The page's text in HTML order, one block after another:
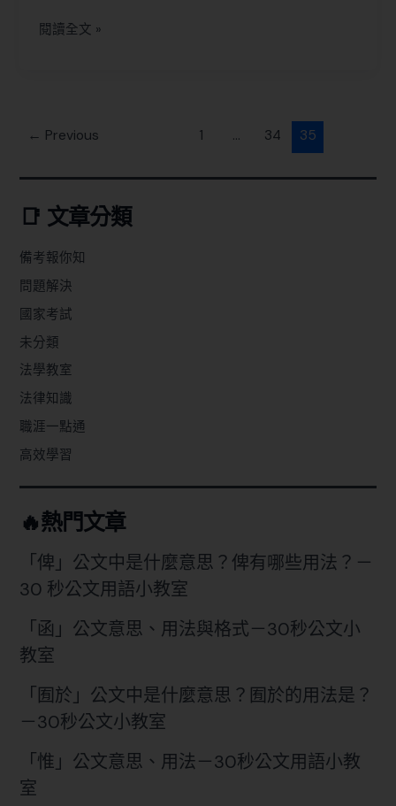
閱讀全文 »
← Previous 1 ... 34 35
📑 文章分類
備考報你知
問題解決
國家考試
未分類
法學教室
法律知識
職涯一點通
高效學習
🔥熱門文章
「俾」公文中是什麼意思？俾有哪些用法？－
30 秒公文用語小教室
「函」公文意思、用法與格式－30秒公文小
教室
「囿於」公文中是什麼意思？囿於的用法是？
－30秒公文小教室
「惟」公文意思、用法－30秒公文用語小教
室